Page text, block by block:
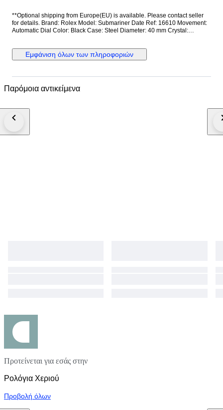
**Optional shipping from Europe(EU) is available. Please contact seller
for details. Brand: Rolex Model: Submariner Date Ref: 16610 Movement:
Automatic Dial Color: Black Case: Steel Diameter: 40 mm Crystal:
Extras: No Box, No Papers *Shipping via UPS (fast shipping with tracking
and signature) **Optional shipping from Europe(EU) is available. Please
Εμφάνιση όλων των πληροφοριών
Παρόμοια αντικείμενα
Προτείνεται για εσάς στην
Ρολόγια Χεριού
Προβολή όλων